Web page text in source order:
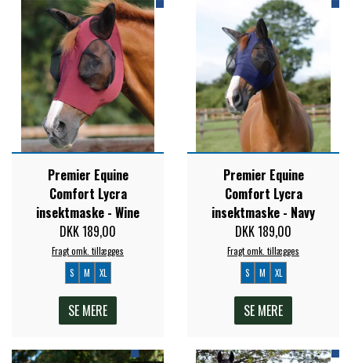
Premier Equine
Comfort Lycra
insektmaske - Wine
DKK 189,00
Fragt omk. tillægges
S
M XL
SE MERE
Premier Equine
Comfort Lycra
insektmaske - Navy
DKK 189,00
Fragt omk. tillægges
S
M XL
SE MERE